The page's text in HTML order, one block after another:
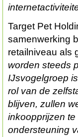
Target Pet
samenwerking
retailniveau als
worden steeds
IJsvogelgroep
rol van de
blijven, zullen
inkoopprijzen
ondersteuning